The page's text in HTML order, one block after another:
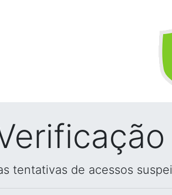
tentativas de acessos